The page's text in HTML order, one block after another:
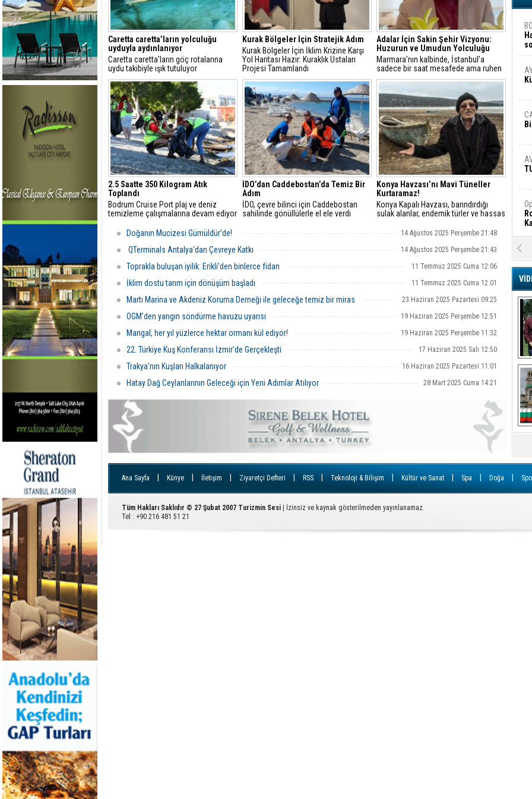
Caretta caretta’ların yolculuğu
uyduyla aydınlanıyor
Caretta caretta’ların göç rotalarına
uydu takibiyle ışık tutuluyor
Kurak Bölgeler İçin Stratejik Adım
Kurak Bölgeler İçin İklim Krizine Karşı
Yol Haritası Hazır: Kuraklık Ustaları
Projesi Tamamlandı
Adalar İçin Sakin Şehir Vizyonu:
Huzurun ve Umudun Yolculuğu
Marmara’nın kalbinde, İstanbul’a
sadece bir saat mesafede ama ruhen
çok daha uzak bir yerde, Adalar yeni
2.5 Saatte 350 Kilogram Atık
Toplandı
Bodrum Cruise Port plaj ve deniz
temizleme çalışmalarına devam ediyor
İDO’dan Caddebostan’da Temiz Bir
Adım
İDO, çevre bilinci için Caddebostan
sahilinde gönüllülerle el ele verdi
Konya Havzası’nı Mavi Tüneller
Kurtaramaz!
Konya Kapalı Havzası, barındırdığı
sulak alanlar, endemik türler ve hassas
ekosistemlerinden biri
Doğanın Mucizesi Gümüldür’de! 14 Ağustos 2025 Perşembe 21:48
QTerminals Antalya’dan Çevreye Katkı 14 Ağustos 2025 Perşembe 21:43
Toprakla buluşan iyilik: Erikli’den binlerce fidan 11 Temmuz 2025 Cuma 12:06
İklim dostu tarım için dönüşüm başladı 11 Temmuz 2025 Cuma 12:01
Martı Marina ve Akdeniz Koruma Derneği ile geleceğe temiz bir miras 23 Haziran 2025 Pazartesi 09:25
OGM’den yangın söndürme havuzu uyarısı 19 Haziran 2025 Perşembe 12:51
Mangal, her yıl yüzlerce hektar ormanı kül ediyor! 19 Haziran 2025 Perşembe 11:32
22. Türkiye Kuş Konferansı İzmir’de Gerçekleşti 17 Haziran 2025 Salı 12:50
Trakya’nın Kuşları Halkalanıyor 16 Haziran 2025 Pazartesi 11:01
Hatay Dağ Ceylanlarının Geleceği için Yeni Adımlar Atılıyor 28 Mart 2025 Cuma 14:21
Ana Sayfa Künye İletişim Ziyaretçi Defteri RSS Teknoloji & Bilişim Kültür ve Sanat Spa Doğa
Tüm Hakları Saklıdır © 27 Şubat 2007 Turizmin Sesi | İzinsiz ve kaynak gösterilmeden yayınlanamaz.
Tel : +90 216 481 51 21